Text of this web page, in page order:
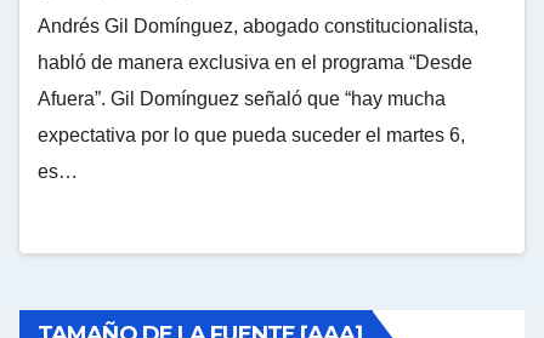
Andrés Gil Domínguez, abogado constitucionalista,
habló de manera exclusiva en el programa “Desde
Afuera”. Gil Domínguez señaló que “hay mucha
expectativa por lo que pueda suceder el martes 6,
es…